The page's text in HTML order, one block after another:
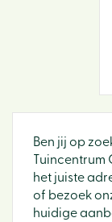
Ben jij op
Tuincentrum
het juiste
of bezoek
huidige